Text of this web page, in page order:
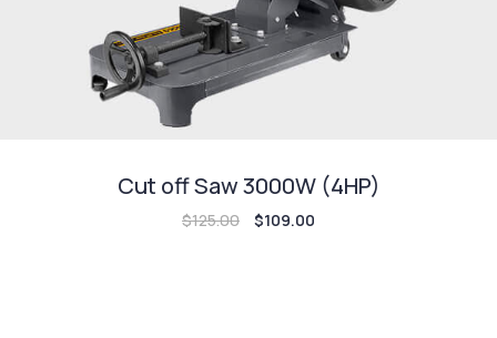
Cut off Saw 3000W (4HP)
$125.00 $109.00